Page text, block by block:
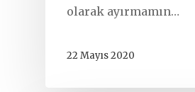
olarak ayırmamın…
22 Mayıs 2020